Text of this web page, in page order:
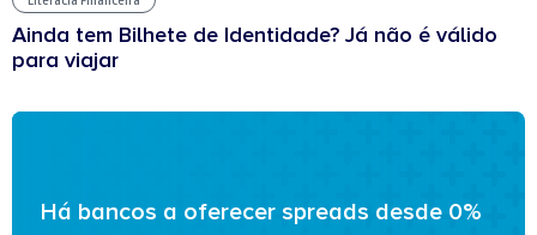
Ainda tem Bilhete de Identidade? Já não é válido
para viajar
Há bancos a oferecer spreads desde 0%